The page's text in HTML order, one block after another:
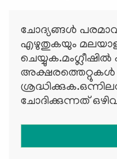
ചോദ്യങ്ങള്‍
എഴുതുകയും
അക്ഷരത്തെറ്റുകള്‍
ചോദിക്കുന്നത്